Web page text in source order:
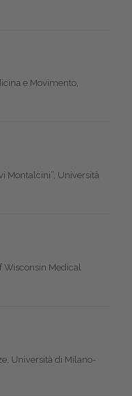
e Movimento,
Montalcini”, Università
Wisconsin Medical
Università di Milano-